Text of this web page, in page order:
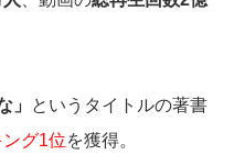
」
というタイトルの著書
グ1位を獲得。